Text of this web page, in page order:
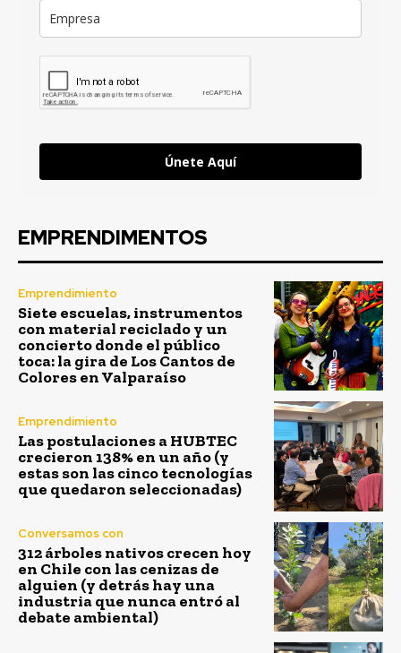
Únete Aquí
EMPRENDIMENTOS
Emprendimiento
Siete escuelas, instrumentos
con material reciclado y un
concierto donde el público
toca: la gira de Los Cantos de
Colores en Valparaíso
Emprendimiento
Las postulaciones a HUBTEC
crecieron 138% en un año (y
estas son las cinco tecnologías
que quedaron seleccionadas)
Conversamos con
312 árboles nativos crecen hoy
en Chile con las cenizas de
alguien (y detrás hay una
industria que nunca entró al
debate ambiental)